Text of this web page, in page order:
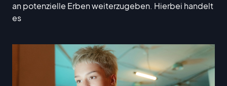
an potenzielle Erben weiterzugeben. Hierbei handelt
es